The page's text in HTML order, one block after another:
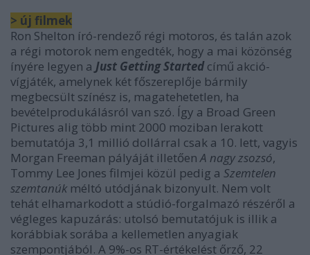
> új filmek
Ron Shelton író-rendező régi motoros, és talán azok
a régi motorok nem engedték, hogy a mai közönség
ínyére legyen a Just Getting Started című akció-
vígjáték, amelynek két főszereplője bármily
megbecsült színész is, magatehetetlen, ha
bevételprodukálásról van szó. Így a Broad Green
Pictures alig több mint 2000 moziban lerakott
bemutatója 3,1 millió dollárral csak a 10. lett, vagyis
Morgan Freeman pályáját illetőenA nagy zsozsó,
Tommy Lee Jones filmjei közül pedig a Szemtelen
szemtanúk méltó utódjának bizonyult. Nem volt
tehát elhamarkodott a stúdió-forgalmazó részéről a
végleges kapuzárás: utolsó bemutatójuk is illik a
korábbiak sorába a kellemetlen anyagiak
szempontjából. A 9%-os RT-értékelést őrző, 22